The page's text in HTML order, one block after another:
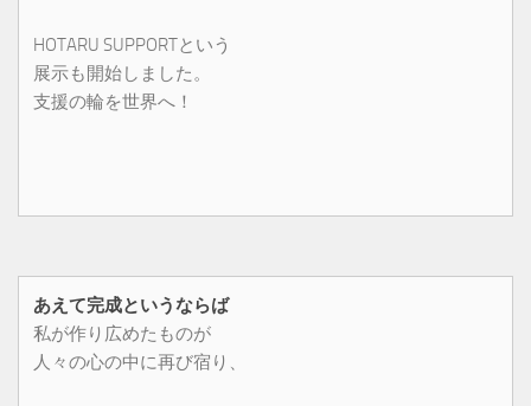
HOTARU SUPPORTという
展示も開始しました。
支援の輪を世界へ！
あえて完成というならば
私が作り広めたものが
人々の心の中に再び宿り、